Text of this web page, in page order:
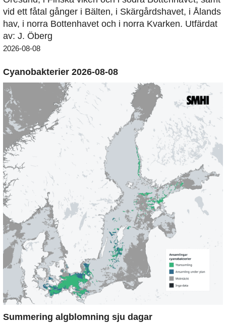
vid ett fåtal gånger i Bälten, i Skärgårdshavet, i Ålands
hav, i norra Bottenhavet och i norra Kvarken. Utfärdat
av: J. Öberg
2026-08-08
Cyanobakterier 2026-08-08
Summering algblomning sju dagar